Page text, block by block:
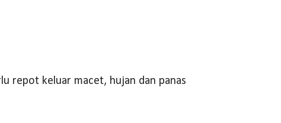
repot keluar macet, hujan dan panas